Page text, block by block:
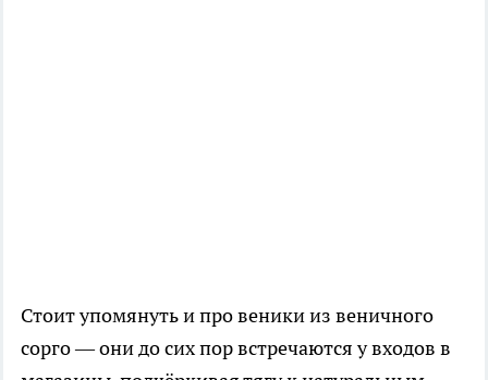
Стоит упомянуть и про веники из веничного
сорго — они до сих пор встречаются у входов в